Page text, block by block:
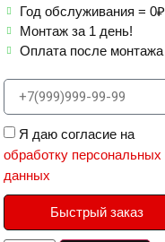
Год обслуживания = 0₽
Монтаж за 1 день!
Оплата после монтажа
Я даю согласие на
обработку персональных
данных
Быстрый заказ